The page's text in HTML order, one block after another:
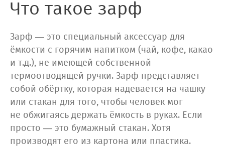
Что такое зарф
Зарф — это специальный аксессуар для
ёмкости с горячим напитком (чай, кофе, какао
и т.д.), не имеющей собственной
термоотводящей ручки. Зарф представляет
собой обёртку, которая надевается на чашку
или стакан для того, чтобы человек мог
не обжигаясь держать ёмкость в руках. Если
просто — это бумажный стакан. Хотя
производят его из картона или пластика.